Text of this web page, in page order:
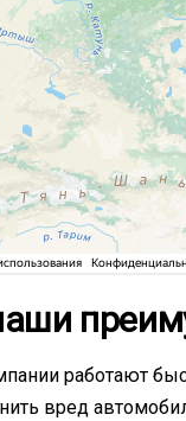
работают
вред